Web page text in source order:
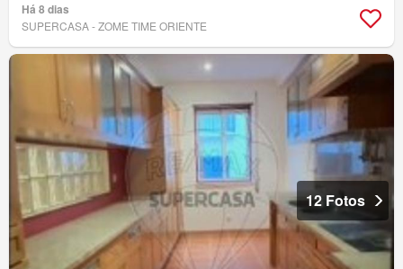
Há 8 dias
SUPERCASA - ZOME TIME ORIENTE
12 Fotos